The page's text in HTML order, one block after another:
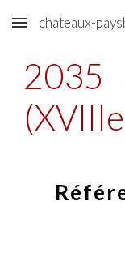
Skip to main
chateaux-
2035